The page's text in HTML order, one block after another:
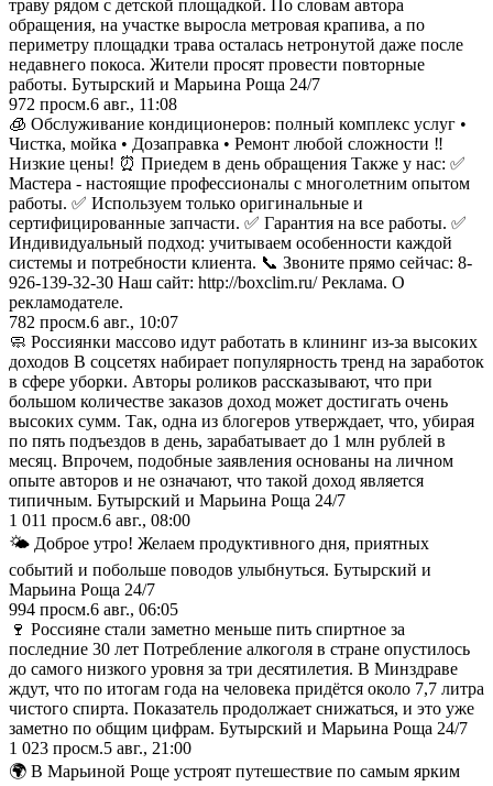
траву рядом с детской площадкой. По словам автора
обращения, на участке выросла метровая крапива, а по
периметру площадки трава осталась нетронутой даже после
недавнего покоса. Жители просят провести повторные
работы. Бутырский и Марьина Роща 24/7
972 просм.6 авг., 11:08
🧊 Обслуживание кондиционеров: полный комплекс услуг •
Чистка, мойка • Дозаправка • Ремонт любой сложности ‼️
Низкие цены! ⏰️️ Приедем в день обращения Также у нас: ✅️
Мастера - настоящие профессионалы с многолетним опытом
работы. ✅️ Используем только оригинальные и
сертифицированные запчасти. ✅️ Гарантия на все работы. ✅️
Индивидуальный подход: учитываем особенности каждой
системы и потребности клиента. 📞 Звоните прямо сейчас: 8-
926-139-32-30 Наш сайт: http://boxclim.ru/ Реклама. О
рекламодателе.
782 просм.6 авг., 10:07
🧼 Россиянки массово идут работать в клининг из-за высоких
доходов В соцсетях набирает популярность тренд на заработок
в сфере уборки. Авторы роликов рассказывают, что при
большом количестве заказов доход может достигать очень
высоких сумм. Так, одна из блогеров утверждает, что, убирая
по пять подъездов в день, зарабатывает до 1 млн рублей в
месяц. Впрочем, подобные заявления основаны на личном
опыте авторов и не означают, что такой доход является
типичным. Бутырский и Марьина Роща 24/7
1 011 просм.6 авг., 08:00
🌤 Доброе утро! Желаем продуктивного дня, приятных
событий и побольше поводов улыбнуться. Бутырский и
Марьина Роща 24/7
994 просм.6 авг., 06:05
🍷 Россияне стали заметно меньше пить спиртное за
последние 30 лет Потребление алкоголя в стране опустилось
до самого низкого уровня за три десятилетия. В Минздраве
ждут, что по итогам года на человека придётся около 7,7 литра
чистого спирта. Показатель продолжает снижаться, и это уже
заметно по общим цифрам. Бутырский и Марьина Роща 24/7
1 023 просм.5 авг., 21:00
🌍 В Марьиной Роще устроят путешествие по самым ярким